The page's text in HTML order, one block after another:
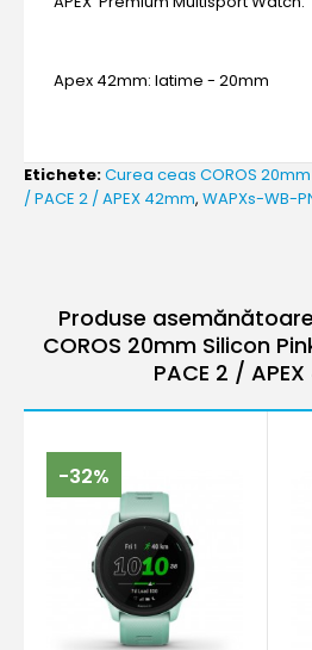
Apex 42mm: latime - 20mm
Etichete:Curea ceas COROS
/ PACE 2 / APEX 42mm, WAPXs-WB-
Produse
COROS 20mm Silicon
PACE 2 /
-32%